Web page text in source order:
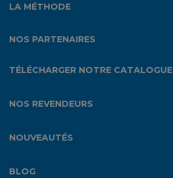
LA MÉTHODE
NOS PARTENAIRES
TÉLÉCHARGER NOTRE CATALOGUE
NOS REVENDEURS
NOUVEAUTÉS
BLOG